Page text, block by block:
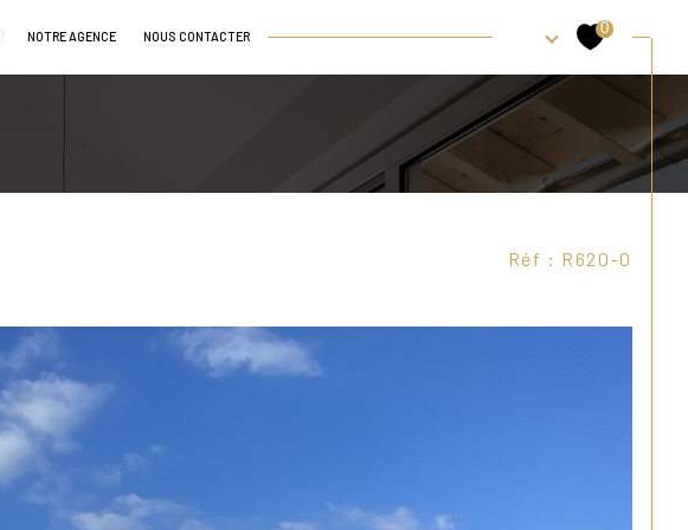
NOTRE AGENCE NOUS CONTACTER 0
Réf : R620-0